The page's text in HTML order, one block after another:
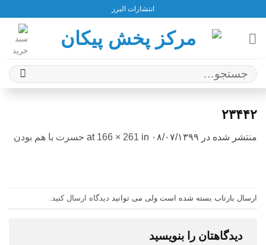
content
انتشارات البرز
جستجو
برای:
۲۳۴۴۲
منتشر شده در ۰۸/۰۷/۱۳۹۹ 166 × 261 in حسرت با هم بودن
ارسال بازتاب بسته شده است ولی می توانید دیدگاه ارسال کنید
دیدگاهتان را بنویسید